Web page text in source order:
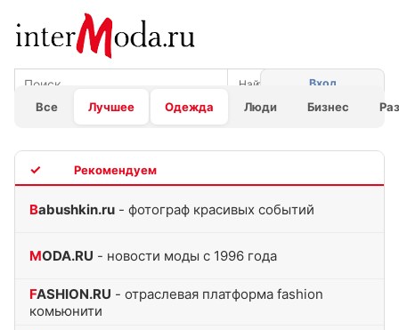
Все Лучшее Одежда Люди Бизнес
Вход
Babushkin.ru - фотограф красивых событий
MODA.RU - новости моды с 1996 года
FASHION.RU - отраслевая платформа fashion
комьюнити